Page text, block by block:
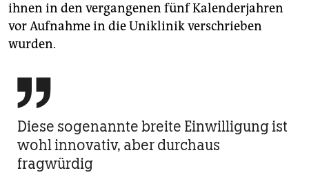
ihnen in den vergangenen fünf Kalenderjahren
vor Aufnahme in die Uniklinik verschrieben
wurden.

Diese sogenannte breite Einwilligung ist
wohl innovativ, aber durchaus
fragwürdig